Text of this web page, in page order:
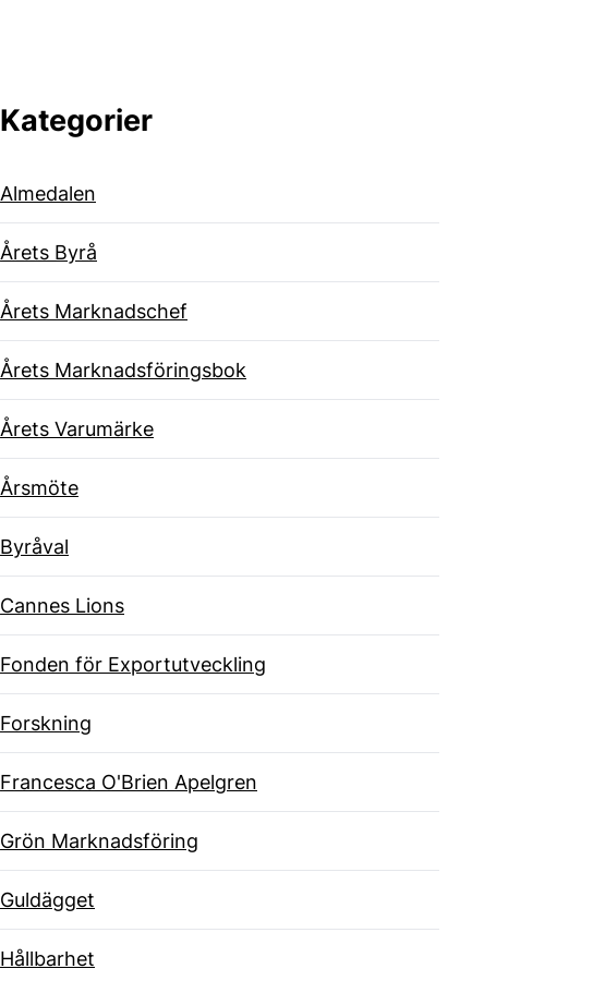
Kategorier
Almedalen
Årets Byrå
Årets Marknadschef
Årets Marknadsföringsbok
Årets Varumärke
Årsmöte
Byråval
Cannes Lions
Fonden för Exportutveckling
Forskning
Francesca O'Brien Apelgren
Grön Marknadsföring
Guldägget
Hållbarhet